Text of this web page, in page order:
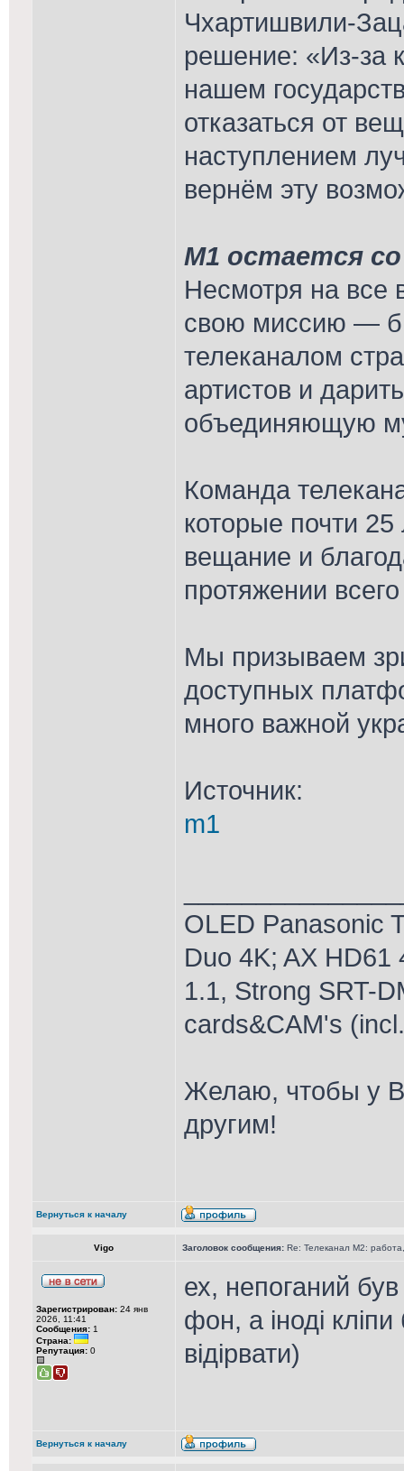
Чхартишвили-
решение: «Из-за
нашем
отказаться от
наступлением
вернём эту
М1 остается
Несмотря на все
свою миссию —
телеканалом
артистов и
объединяющую
Команда
которые почти
вещание и
протяжении
Мы призываем
доступных
много важной
Источник:
m1
OLED Panasonic
Duo 4K; AX HD61
1.1, Strong SRT-
cards&CAM's
Желаю, чтобы у
другим!
Вернуться к началу
Vigo Заголовок сообщения: Re: Телеканал М2:
Зарегистрирован: 24 янв
2026, 11:41
Сообщения: 1
Страна:
Репутация: 0
ех, непоганий
фон, а іноді
відірвати)
Вернуться к началу